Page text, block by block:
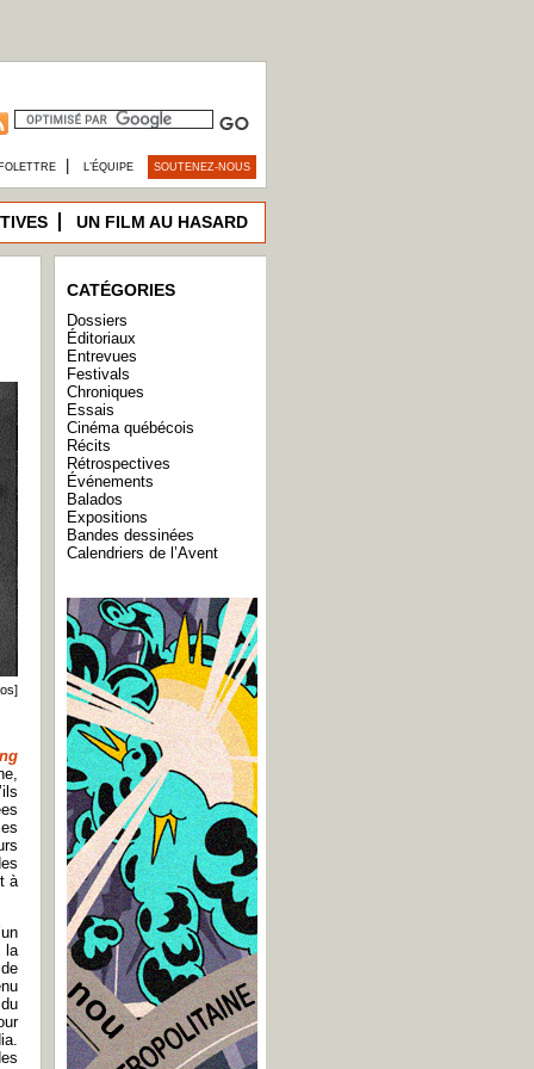
L’ÉQUIPE SOUTENEZ-NOUS
UN FILM AU HASARD
à
la
CATÉGORIES
Dossiers
Éditoriaux
Entrevues
Festivals
Chroniques
Essais
Cinéma québécois
Récits
Rétrospectives
Événements
Balados
Expositions
Bandes dessinées
Calendriers de l’Avent